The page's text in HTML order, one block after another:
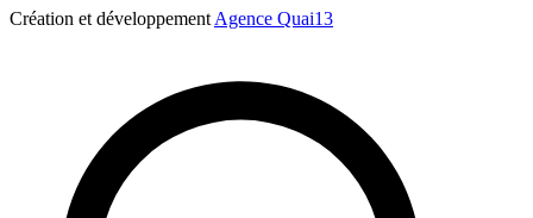
Création et développement Agence Quai13